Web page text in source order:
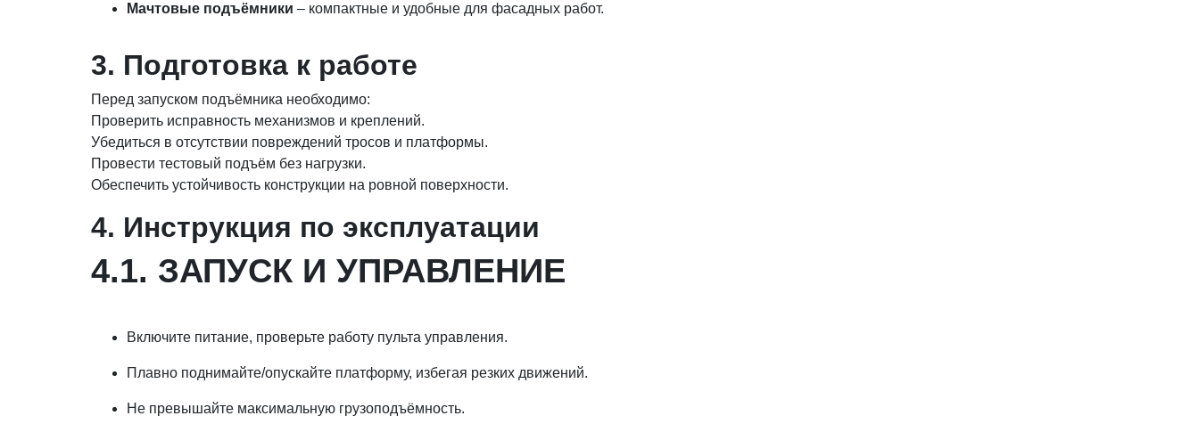
Мачтовые подъёмники – компактные и удобные для фасадных работ.
3. Подготовка к работе
Перед запуском подъёмника необходимо:
Проверить исправность механизмов и креплений.
Убедиться в отсутствии повреждений тросов и платформы.
Провести тестовый подъём без нагрузки.
Обеспечить устойчивость конструкции на ровной поверхности.
4. Инструкция по эксплуатации
4.1. ЗАПУСК И УПРАВЛЕНИЕ
Включите питание, проверьте работу пульта управления.
Плавно поднимайте/опускайте платформу, избегая резких движений.
Не превышайте максимальную грузоподъёмность.